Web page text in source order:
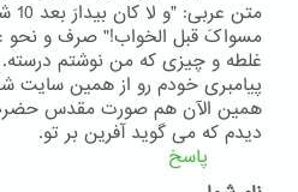
مسواکَ قبل الخواب!" صرف و نحو
غلطه و چیزی که من نوشتم درسته.
پیامبری خودم رو از همین سایت
همین الآن هم صورت مقدس
دیدم که می گوید آفرین بر تو.
پاسخ